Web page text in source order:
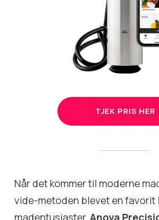
TJEK PRIS HER
Når det kommer til moderne
vide-metoden blevet en favorit